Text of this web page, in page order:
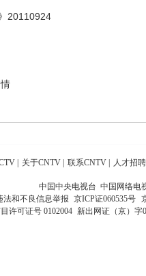
20110924
| 关于CNTV | 联系CNTV | 人才招聘
中国中央电视台 中国网络电
法和不良信息举报 京ICP证060535号
许可证号 0102004 新出网证（京）